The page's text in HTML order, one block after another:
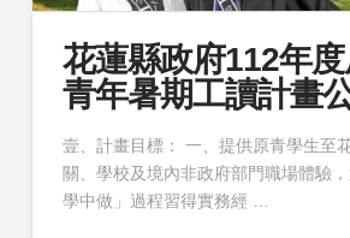
花蓮縣政府112年
青年暑期工讀計畫
壹、計畫目標： 一、提供原青學生至
關、學校及境內非政府部門職場體驗，
學中做」過程習得實務經 …